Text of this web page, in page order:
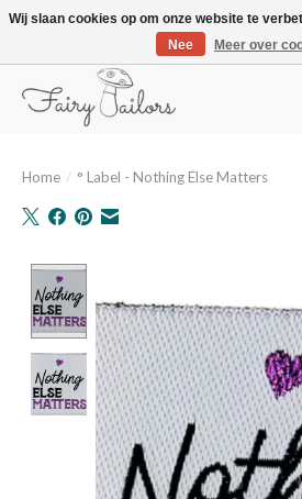
De mooiste online selectie stoffen en mercerie
Home / ° Label - Nothing Else Matters
Wij slaan cookies op om onze website te
Nee
Meer over